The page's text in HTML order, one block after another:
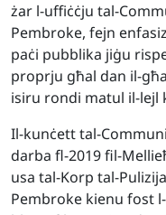
żar l-uffiċċju tal-
Pembroke, fejn
paċi pubblika jiġu
proprju għal dan il-
isiru rondi matul il-lejl
Il-kunċett tal-
darba fl-2019 fil-
usa tal-Korp tal-
Pembroke kienu fost